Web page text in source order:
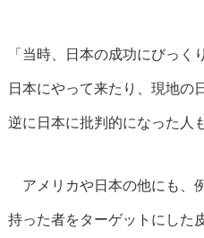
「当時、日本の成功にびっ
日本にやって来たり、現地の
逆に日本に批判的になった人
アメリカや日本の他にも、
持った者をターゲットにした